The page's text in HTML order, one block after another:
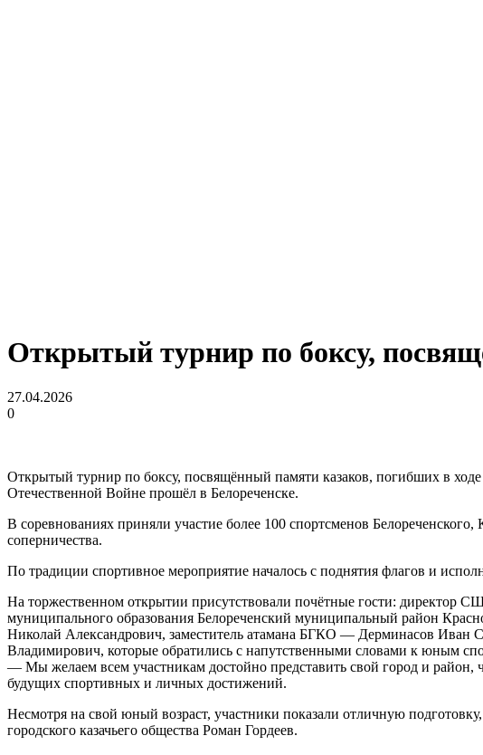
Открытый турнир по боксу,
27.04.2026
0
Открытый турнир по боксу, посвящённый памяти казаков, погибших в
Отечественной Войне прошёл в Белореченске.
В соревнованиях приняли участие более 100 спортсменов
соперничества.
По традиции спортивное мероприятие началось с поднятия флагов и
На торжественном открытии присутствовали почётные гости:
муниципального образования Белореченский муниципальный район
Николай Александрович, заместитель атамана БГКО — Дерминасов Иван
Владимирович, которые обратились с напутственными словами к юным
— Мы желаем всем участникам достойно представить свой город и район,
будущих спортивных и личных достижений.
Несмотря на свой юный возраст, участники показали отличную
городского казачьего общества Роман Гордеев.